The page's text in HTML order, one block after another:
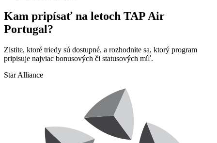
Kam pripísať na letoch TAP Air
Portugal?
Zistite, ktoré triedy sú dostupné, a rozhodnite sa, ktorý program
pripisuje najviac bonusových či statusových míľ.
Star Alliance